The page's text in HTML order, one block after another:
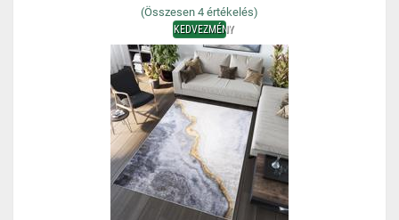
(Összesen 4 értékelés)
KEDVEZMÉNY